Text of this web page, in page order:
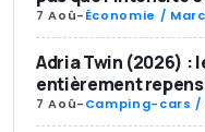
7 Aoû-Économie /
Adria Twin (2026) :
entièrement
7 Aoû-Camping-cars /